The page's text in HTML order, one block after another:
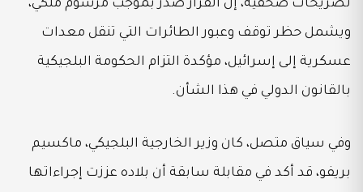
تصريحات صحفية، إن القرار صدر بموجب مرسوم ملكي،
ويشمل حظر توقف وعبور الطائرات التي تنقل معدات
عسكرية إلى إسرائيل، مؤكدة التزام الحكومة البلجيكية
بالقانون الدولي في هذا الشأن.
وفي سياق متصل، كان وزير الخارجية البلجيكي، ماكسيم
بريفو، قد أكد في مقابلة سابقة أن بلاده عززت إجراءاتها